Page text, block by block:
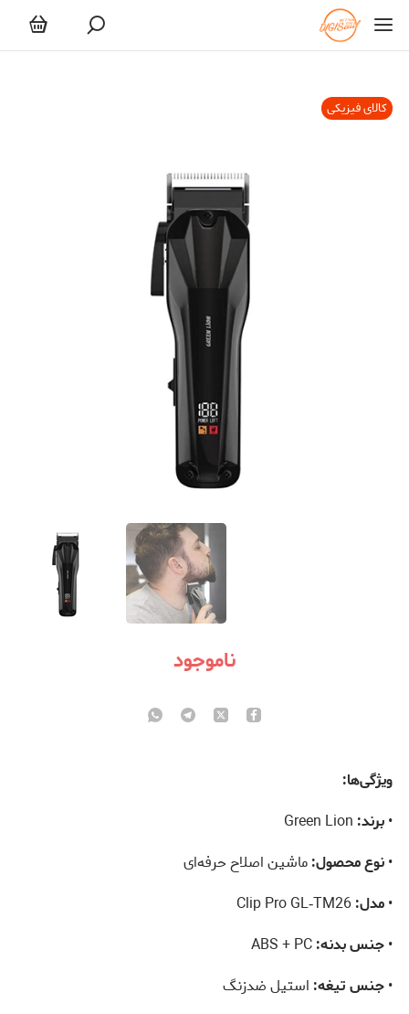
کالای فیزیکی
ناموجود
ویژگی‌ها:
•برند:
•نوع محصول:ماشین اصلاح حرفه‌ای
•مدل:
•جنس بدنه:
•جنس تیغه: استیل ضدزنگ